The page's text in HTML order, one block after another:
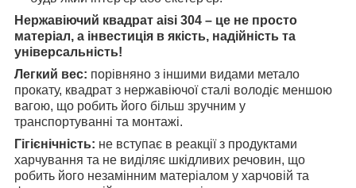
Нержавіючий квадрат aisi 304 – це не просто
матеріал, а інвестиція в якість, надійність та
універсальність!
Легкий вес: порівняно з іншими видами метало
прокату, квадрат з нержавіючої сталі володіє меншою
вагою, що робить його більш зручним у
транспортуванні та монтажі.
Гігієнічність: не вступає в реакції з продуктами
харчування та не виділяє шкідливих речовин, що
робить його незамінним матеріалом у харчовій та